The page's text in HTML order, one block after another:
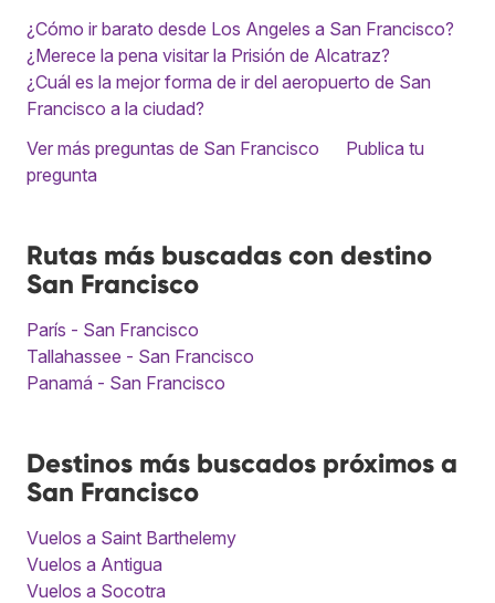
¿Cómo ir barato desde Los Angeles a San Francisco?
¿Merece la pena visitar la Prisión de Alcatraz?
¿Cuál es la mejor forma de ir del aeropuerto de San
Francisco a la ciudad?
Ver más preguntas de San Francisco
Publica tu
pregunta
Rutas más buscadas con destino
San Francisco
París - San Francisco
Tallahassee - San Francisco
Panamá - San Francisco
Destinos más buscados próximos a
San Francisco
Vuelos a Saint Barthelemy
Vuelos a Antigua
Vuelos a Socotra